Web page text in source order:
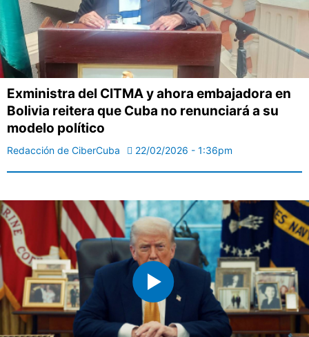
Exministra del CITMA y ahora embajadora en
Bolivia reitera que Cuba no renunciará a su
modelo político
Redacción de CiberCuba 22/02/2026 - 1:36pm